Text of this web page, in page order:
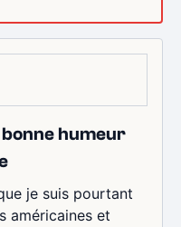
humeur
je suis pourtant
américaines et